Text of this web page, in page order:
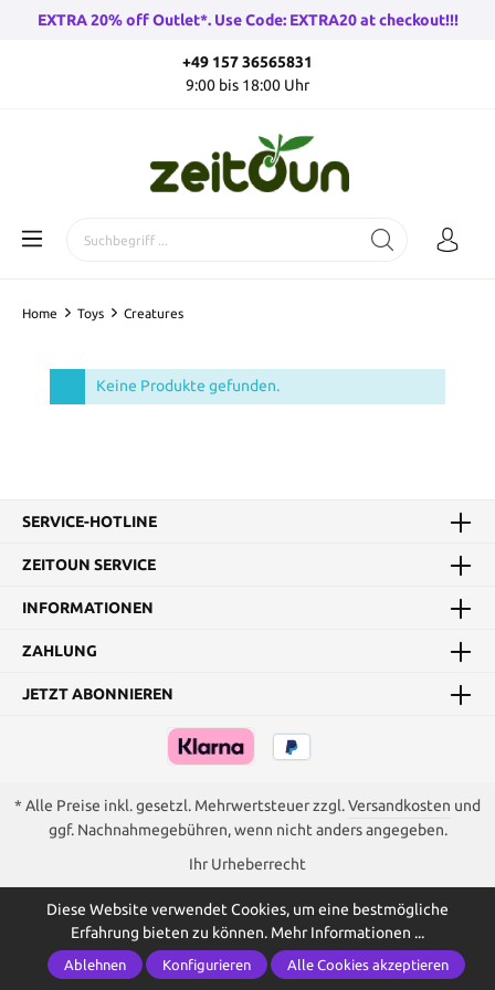
EXTRA 20% off Outlet*. Use Code: EXTRA20 at checkout!!!
+49 157 36565831
9:00 bis 18:00 Uhr
Home Toys Creatures
Keine Produkte gefunden.
SERVICE-HOTLINE
ZEITOUN SERVICE
INFORMATIONEN
ZAHLUNG
JETZT ABONNIEREN
* Alle Preise inkl. gesetzl. Mehrwertsteuer zzgl.Versandkosten und
ggf. Nachnahmegebühren, wenn nicht anders angegeben.
Ihr Urheberrecht
Diese Website verwendet Cookies, um eine bestmögliche
Erfahrung bieten zu können. Mehr Informationen ...
Ablehnen Konfigurieren Alle Cookies akzeptieren